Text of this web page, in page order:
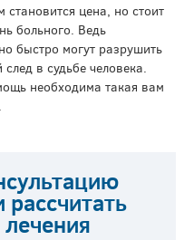
цена, но стоит
больного. Ведь
быстро могут разрушить
в судьбе человека.
необходима такая вам
рассчитать